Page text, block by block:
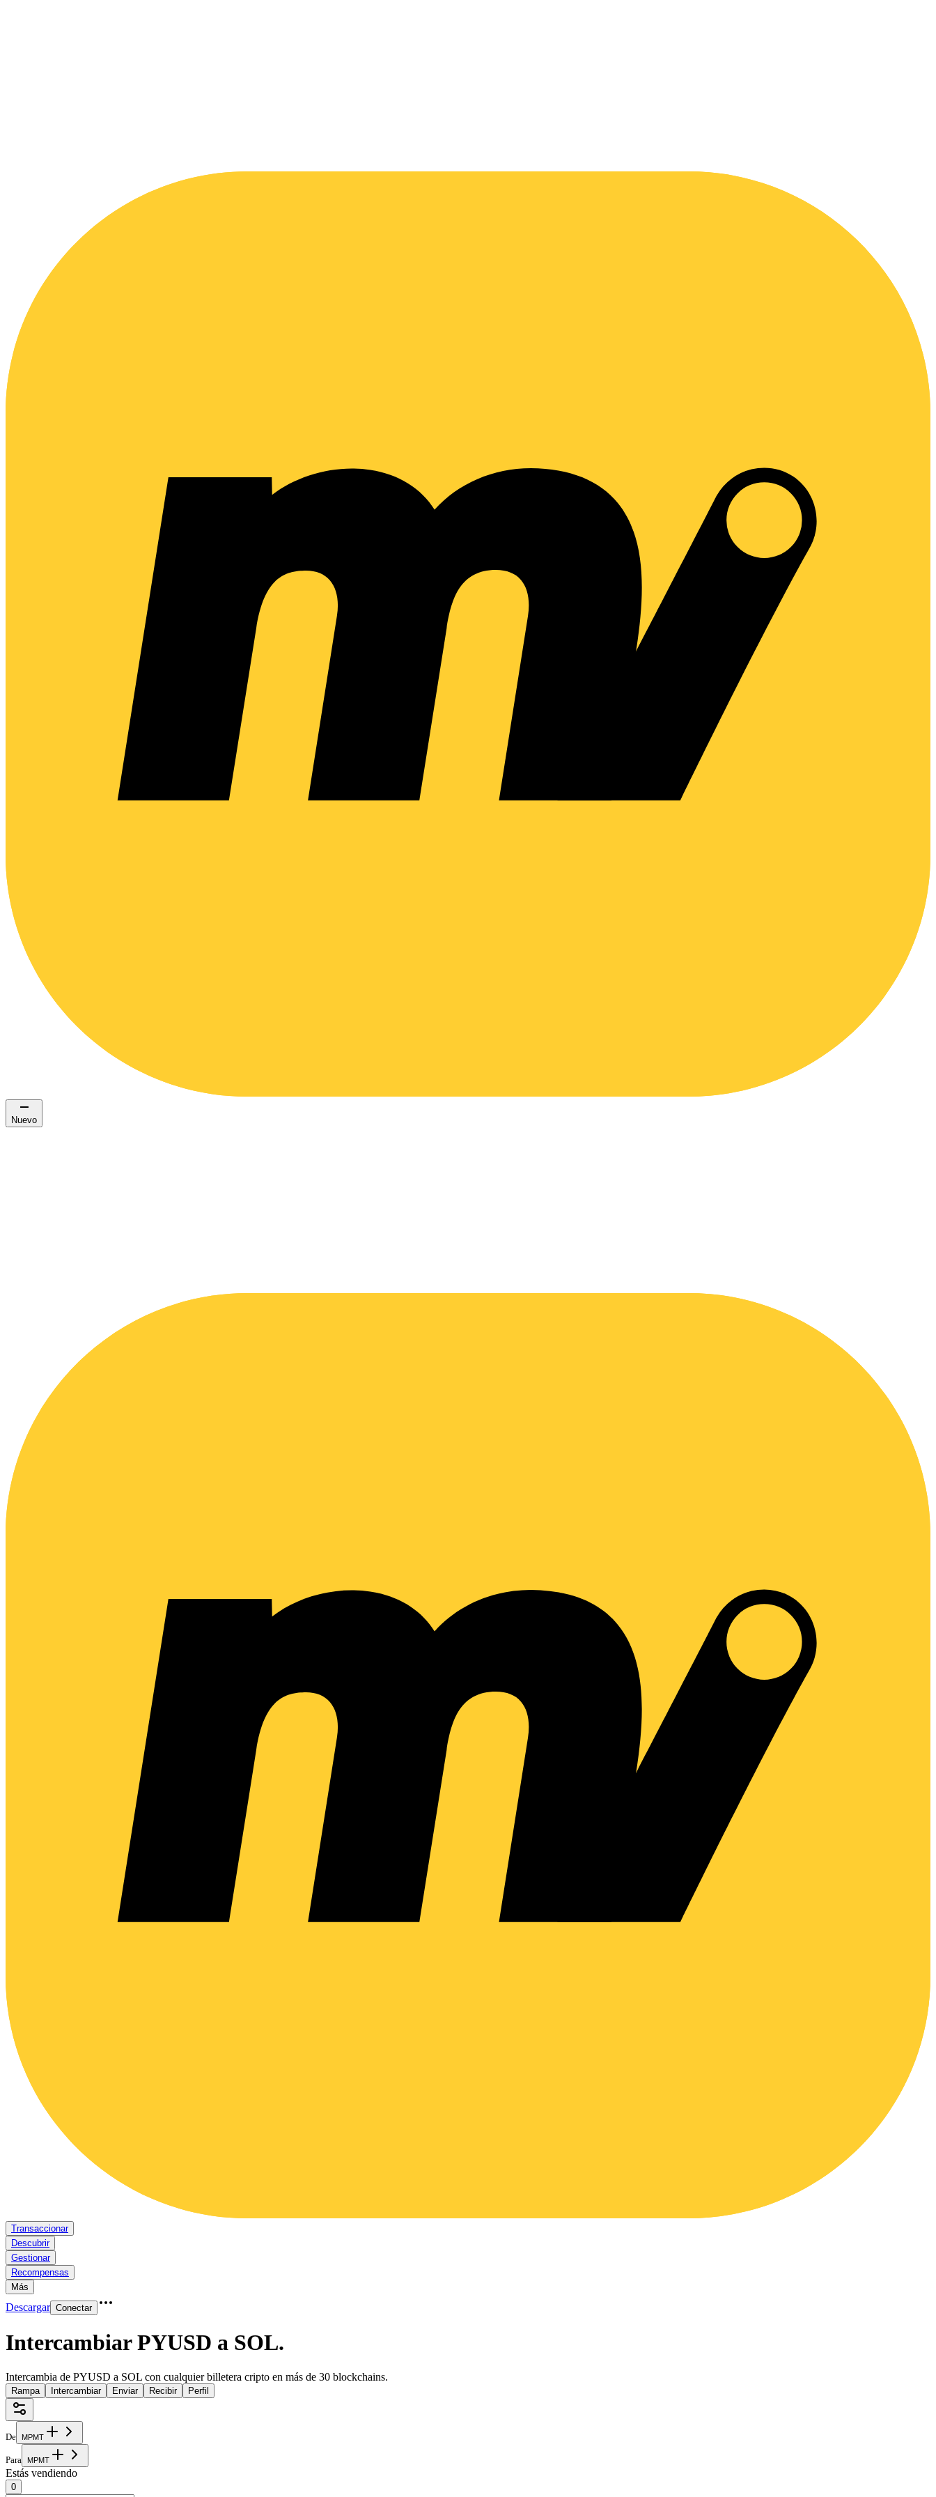
Nuevo
Transaccionar
Descubrir
Gestionar
Recompensas
Más
Descargar Conectar
Intercambiar PYUSD a SOL.
Intercambia de PYUSD a SOL con cualquier billetera cripto en más de 30 blockchains.
Rampa Intercambiar Enviar Recibir Perfil
De MPMT
Para MPMT
Estás vendiendo
0